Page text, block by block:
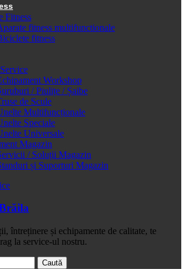
Fitness
fitness multifunctionale
fitness
Workshop
/ Piulițe / Șaibe
de Scule
Multifuncționale
Speciale
Universale
Magazin
/ Soluții Magazin
și Suporturi Magazin
întreținere și echipamente de calitate, te
la service-ul nostru.
Caută